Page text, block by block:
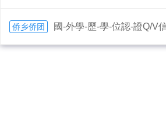
侨乡侨团 國-外學-歷-學-位認-證Q/V